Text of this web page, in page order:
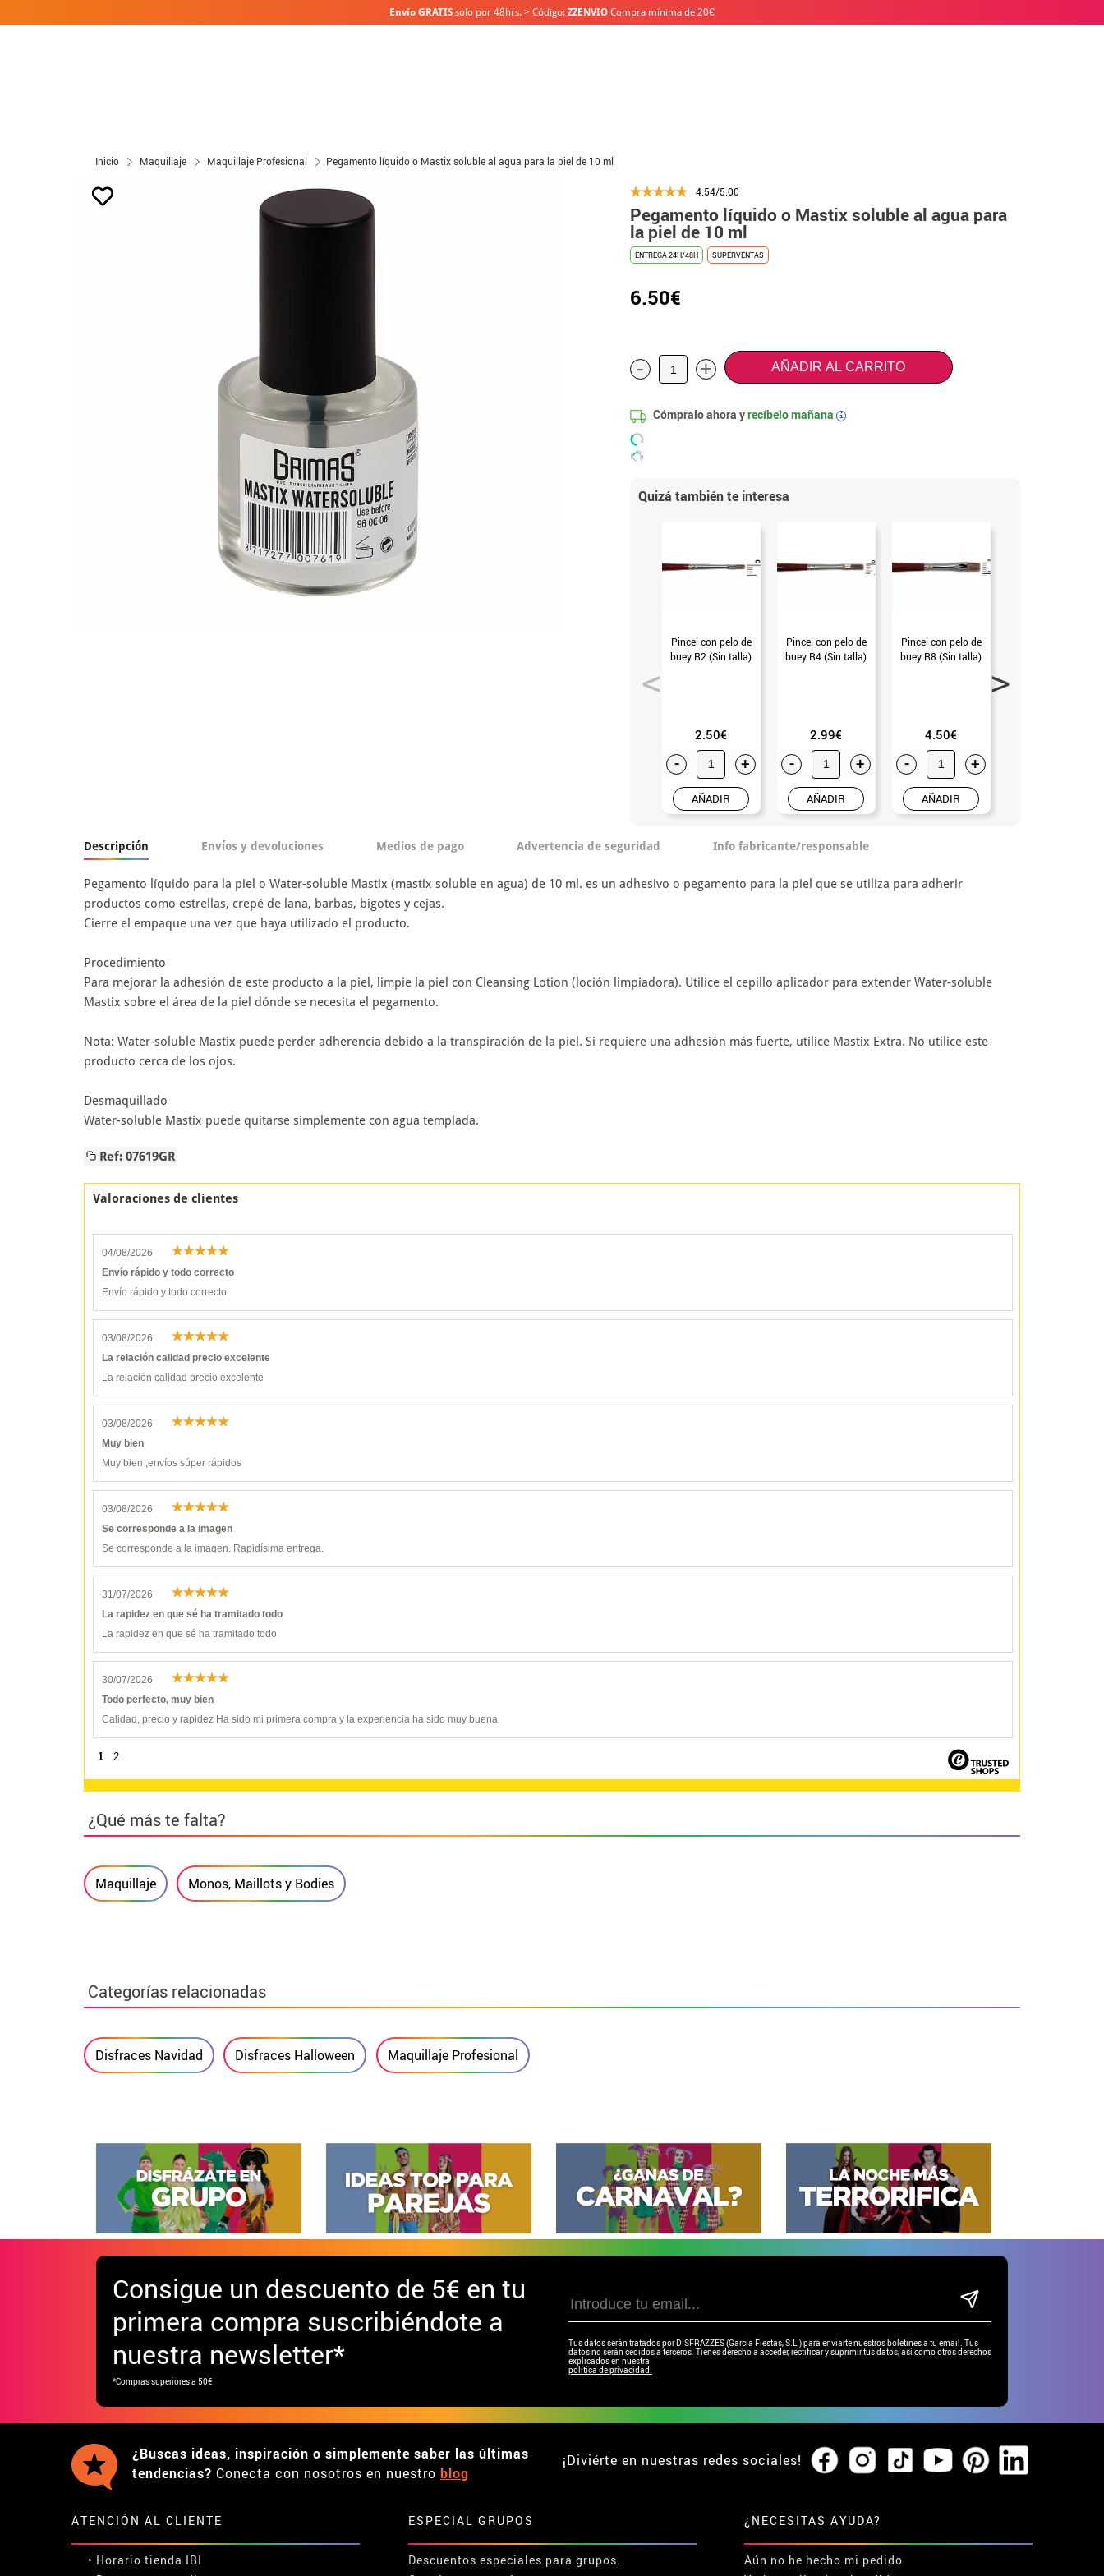
Envío GRATIS solo por 48hrs. > Código: ZZENVIO Compra mínima de 20€
Inicio Maquillaje Maquillaje Profesional Pegamento líquido o Mastix soluble al agua para la piel de 10 ml
4.54/5.00
Pegamento líquido o Mastix soluble al agua para
la piel de 10 ml
ENTREGA 24H/48H SUPERVENTAS
6.50€
- + AÑADIR AL CARRITO
Cómpralo ahora yrecíbelo mañana i
Quizá también te interesa
Pincel con pelo de
buey R2 (Sin talla)
2.50€
- +
AÑADIR
Pincel con pelo de
buey R4 (Sin talla)
2.99€
- +
AÑADIR
Pincel con pelo de
buey R8 (Sin talla)
4.50€
- +
AÑADIR
Descripción Envíos y devoluciones Medios de pago Advertencia de seguridad Info fabricante/responsable
Pegamento líquido para la piel o Water-soluble Mastix (mastix soluble en agua) de 10 ml. es un adhesivo o pegamento para la piel que se utiliza para adherir
productos como estrellas, crepé de lana, barbas, bigotes y cejas.
Cierre el empaque una vez que haya utilizado el producto.
Procedimiento
Para mejorar la adhesión de este producto a la piel, limpie la piel con Cleansing Lotion (loción limpiadora). Utilice el cepillo aplicador para extender Water-soluble
Mastix sobre el área de la piel dónde se necesita el pegamento.
Nota: Water-soluble Mastix puede perder adherencia debido a la transpiración de la piel. Si requiere una adhesión más fuerte, utilice Mastix Extra. No utilice este
producto cerca de los ojos.
Desmaquillado
Water-soluble Mastix puede quitarse simplemente con agua templada.
Ref: 07619GR
Valoraciones de clientes
04/08/2026
Envío rápido y todo correcto
Envío rápido y todo correcto
03/08/2026
La relación calidad precio excelente
La relación calidad precio excelente
03/08/2026
Muy bien
Muy bien ,envíos súper rápidos
03/08/2026
Se corresponde a la imagen
Se corresponde a la imagen. Rapidísima entrega.
31/07/2026
La rapidez en que sé ha tramitado todo
La rapidez en que sé ha tramitado todo
30/07/2026
Todo perfecto, muy bien
Calidad, precio y rapidez Ha sido mi primera compra y la experiencia ha sido muy buena
1 2
¿Qué más te falta?
Maquillaje Monos, Maillots y Bodies
Categorías relacionadas
Disfraces Navidad Disfraces Halloween Maquillaje Profesional
Consigue un descuento de 5€ en tu
primera compra suscribiéndote a
nuestra newsletter*
*Compras superiores a 50€
Tus datos serán tratados por DISFRAZZES (García Fiestas, S.L.) para enviarte nuestros boletines a tu email. Tus
datos no serán cedidos a terceros. Tienes derecho a acceder, rectificar y suprimir tus datos, así como otros derechos
explicados en nuestra
política de privacidad.
¿Buscas ideas, inspiración o simplemente saber las últimas
tendencias? Conecta con nosotros en nuestro blog
¡Diviérte en nuestras redes sociales!
ATENCIÓN AL CLIENTE
• Horario tienda IBI
ESPECIAL GRUPOS
Descuentos especiales para grupos.
¿NECESITAS AYUDA?
Aún no he hecho mi pedido